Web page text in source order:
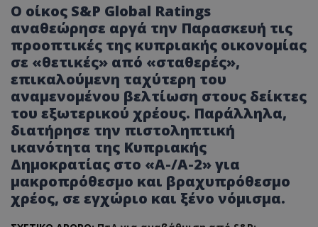
Ο οίκος S&P Global Ratings
αναθεώρησε αργά την Παρασκευή τις
προοπτικές της κυπριακής οικονομίας
σε «θετικές» από «σταθερές»,
επικαλούμενη ταχύτερη του
αναμενομένου βελτίωση στους δείκτες
του εξωτερικού χρέους. Παράλληλα,
διατήρησε την πιστοληπτική
ικανότητα της Κυπριακής
Δημοκρατίας στο «A-/A-2» για
μακροπρόθεσμο και βραχυπρόθεσμο
χρέος, σε εγχώριο και ξένο νόμισμα.